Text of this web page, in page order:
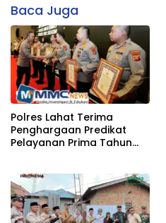
Baca Juga
Polres Lahat Terima
Penghargaan Predikat
Pelayanan Prima Tahun